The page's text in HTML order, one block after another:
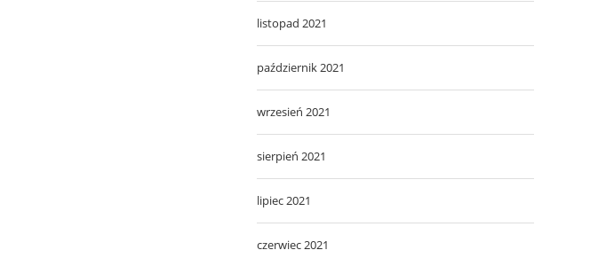
listopad 2021
październik 2021
wrzesień 2021
sierpień 2021
lipiec 2021
czerwiec 2021